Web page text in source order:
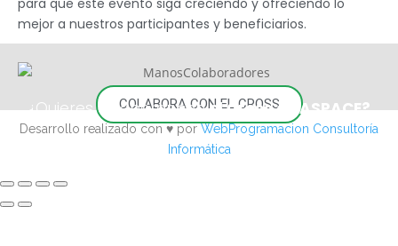
para que este evento siga creciendo y ofreciendo lo
mejor a nuestros participantes y beneficiarios.
¿Quieres colaborar conel Cross de ASPACE?
COLABORA CON EL CROSS
Desarrollo realizado con ♥️ por WebProgramacion Consultoría
Informática